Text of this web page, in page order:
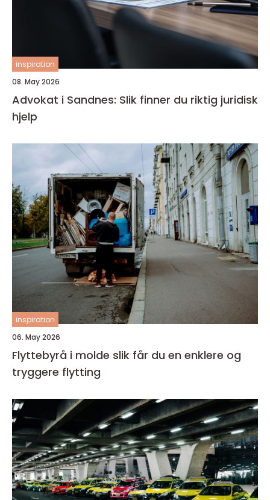
inspiration
08. May 2026
Advokat i Sandnes: Slik finner du riktig juridisk
hjelp
inspiration
06. May 2026
Flyttebyrå i molde slik får du en enklere og
tryggere flytting